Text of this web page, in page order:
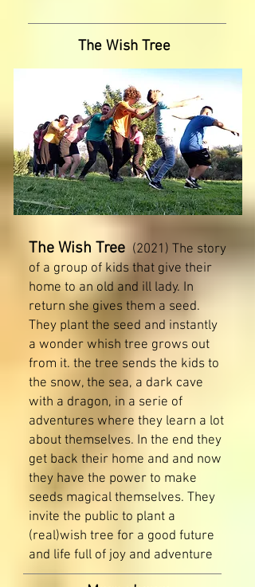
The Wish Tree
The Wish Tree (2021) The story
of a group of kids that give their
home to an old and ill lady. In
return she gives them a seed.
They plant the seed and instantly
a wonder whish tree grows out
from it. the tree sends the kids to
the snow, the sea, a dark cave
with a dragon, in a serie of
adventures where they learn a lot
about themselves. In the end they
get back their home and and now
they have the power to make
seeds magical themselves. They
invite the public to plant a
(real)wish tree for a good future
and life full of joy and adventure